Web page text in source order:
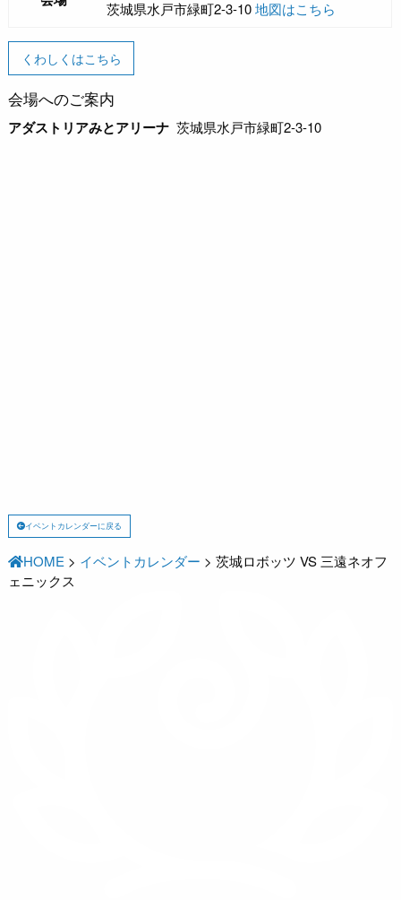
茨城県水戸市緑町2-3-10地図はこちら
くわしくはこちら
会場へのご案内
アダストリアみとアリーナ 茨城県水戸市緑町2-3-10
イベントカレンダーに戻る
HOME > イベントカレンダー >茨城ロボッツ VS 三遠ネオフ
ェニックス